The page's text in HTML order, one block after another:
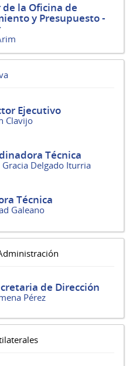
la Oficina de
y Presupuesto -
Ejecutivo
Clavijo
Técnica
Delgado Iturria
Técnica
Galeano
de Dirección
Pérez